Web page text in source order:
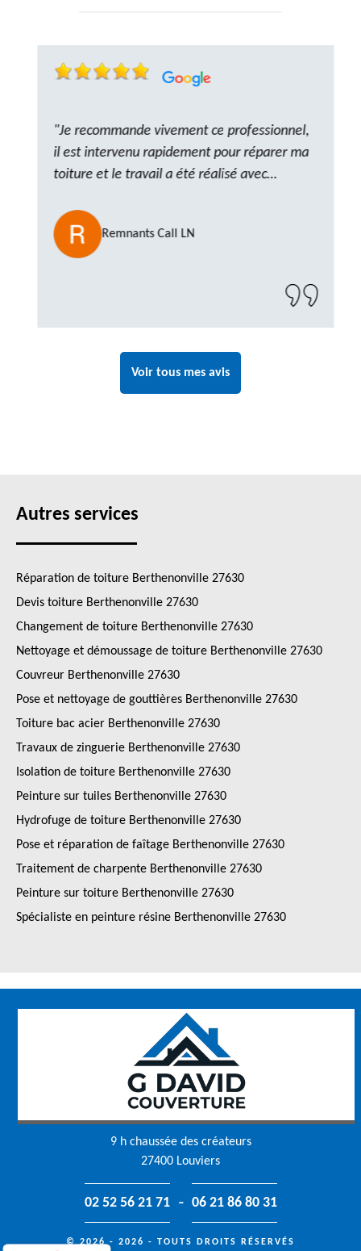
"Je recommande vivement ce professionnel,
il est intervenu rapidement pour réparer ma
toiture et le travail a été réalisé avec
ponctuel et à l’écoute, le résultat est
impeccable et le chantier a été laissé propre.
Un artisan de confiance que je n’hésiterai pas
Remnants Call LN
Voir tous mes avis
Autres services
Réparation de toiture Berthenonville 27630
Devis toiture Berthenonville 27630
Changement de toiture Berthenonville 27630
Nettoyage et démoussage de toiture Berthenonville 27630
Couvreur Berthenonville 27630
Pose et nettoyage de gouttières Berthenonville 27630
Toiture bac acier Berthenonville 27630
Travaux de zinguerie Berthenonville 27630
Isolation de toiture Berthenonville 27630
Peinture sur tuiles Berthenonville 27630
Hydrofuge de toiture Berthenonville 27630
Pose et réparation de faîtage Berthenonville 27630
Traitement de charpente Berthenonville 27630
Peinture sur toiture Berthenonville 27630
Spécialiste en peinture résine Berthenonville 27630
9 h chaussée des créateurs
27400 Louviers
02 52 56 21 71 - 06 21 86 80 31
© 2026 - 2026 - TOUTS DROITS RÉSERVÉS